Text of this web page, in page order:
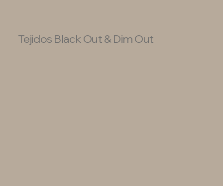
Tejidos Black Out & Dim Out